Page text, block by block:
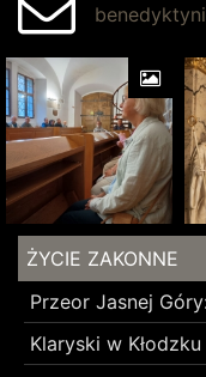
ŻYCIE ZAKONNE
Klaryski w